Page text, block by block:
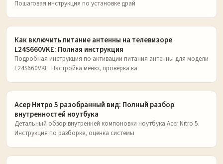
Пошаговая инструкция по установке драй
Как включить питание антенны на телевизоре
L24S660VKE: Полная инструкция
Подробная инструкция по активации питания антенны для модели
L24S660VKE. Настройка меню, проверка ка
Асер Нитро 5 разобранный вид: Полный разбор
внутренностей ноутбука
Детальный обзор внутренней компоновки ноутбука Acer Nitro 5.
Инструкция по разборке, оценка системы